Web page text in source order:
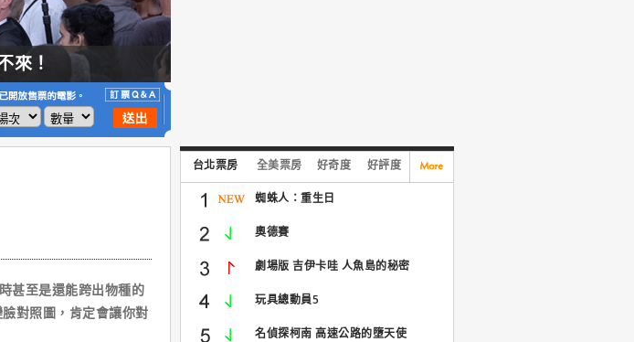
來！
甚至是還能跨出物種的
對照圖，肯定會讓你對
台北票房 全美票房 好奇度 好評度
蜘蛛人：重生日
奧德賽
劇場版 吉伊卡哇 人魚島的秘密
玩具總動員5
名偵探柯南 高速公路的墮天使